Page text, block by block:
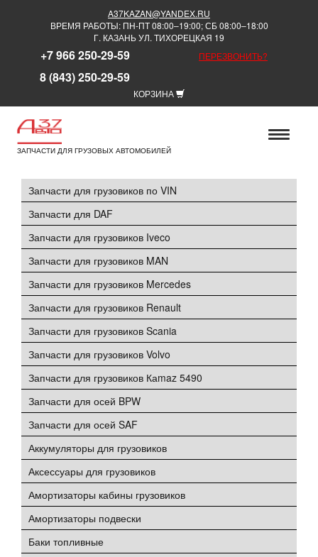
A37KAZAN@YANDEX.RU
ВРЕМЯ РАБОТЫ: ПН-ПТ 08:00–19:00; СБ 08:00–18:00
Г. КАЗАНЬ УЛ. ТИХОРЕЦКАЯ 19
+7 966 250-29-59
8 (843) 250-29-59
ПЕРЕЗВОНИТЬ?
КОРЗИНА
ЗАПЧАСТИ ДЛЯ ГРУЗОВЫХ АВТОМОБИЛЕЙ
Запчасти для грузовиков по VIN
Запчасти для DAF
Запчасти для грузовиков Iveco
Запчасти для грузовиков MAN
Запчасти для грузовиков Mercedes
Запчасти для грузовиков Renault
Запчасти для грузовиков Scania
Запчасти для грузовиков Volvo
Запчасти для грузовиков Каmaz 5490
Запчасти для осей BPW
Запчасти для осей SAF
Аккумуляторы для грузовиков
Аксессуары для грузовиков
Амортизаторы кабины грузовиков
Амортизаторы подвески
Баки топливные